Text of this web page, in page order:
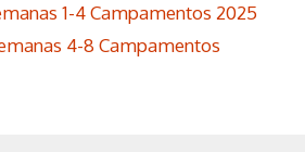
1-4 Campamentos 2025
4-8 Campamentos